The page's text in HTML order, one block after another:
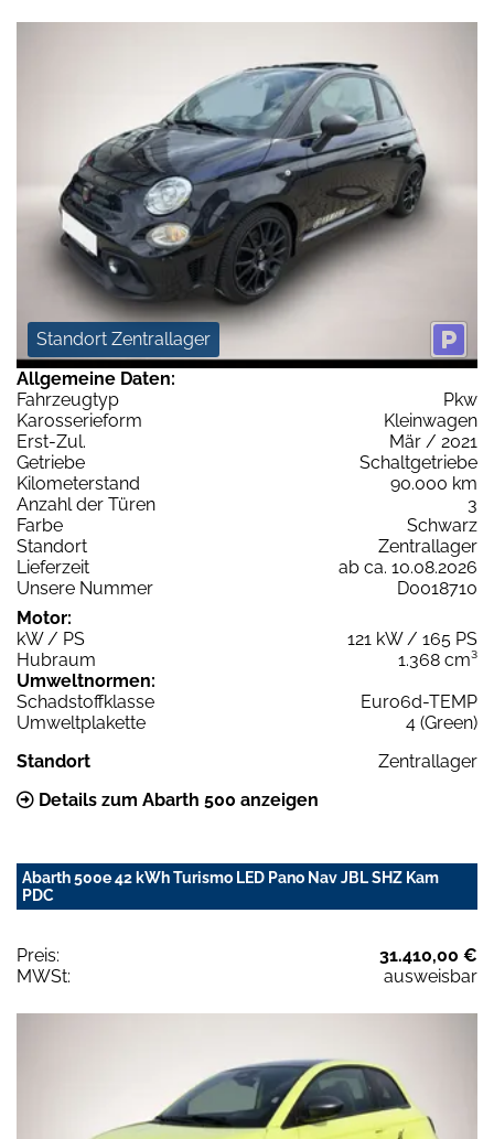
Standort Zentrallager
Allgemeine Daten:
Fahrzeugtyp
Pkw
Karosserieform
Kleinwagen
Erst-Zul.
Mär / 2021
Getriebe
Schaltgetriebe
Kilometerstand
90.000 km
Anzahl der Türen
3
Farbe
Schwarz
Standort
Zentrallager
Lieferzeit
ab ca. 10.08.2026
Unsere Nummer
D0018710
Motor:
kW / PS
121 kW / 165 PS
Hubraum
1.368 cm³
Umweltnormen:
Schadstoffklasse
Euro6d-TEMP
Umweltplakette
4 (Green)
Standort
Zentrallager
Details zum Abarth 500 anzeigen
Abarth 500e 42 kWh Turismo LED Pano Nav JBL SHZ Kam
PDC
Preis:
31.410,00 €
MWSt:
ausweisbar